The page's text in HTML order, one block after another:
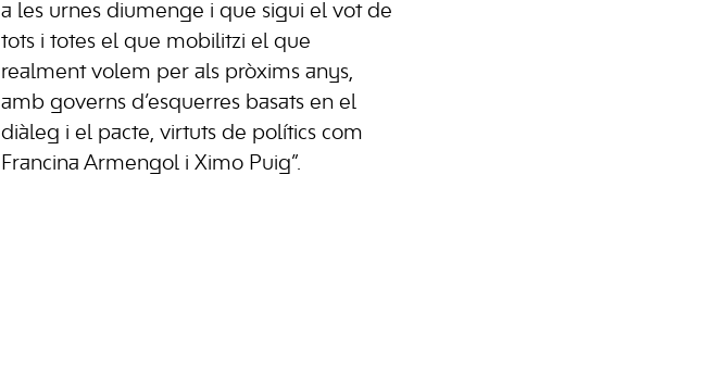
a les urnes diumenge i que sigui el vot de
tots i totes el que mobilitzi el que
realment volem per als pròxims anys,
amb governs d’esquerres basats en el
diàleg i el pacte, virtuts de polítics com
Francina Armengol i Ximo Puig”.